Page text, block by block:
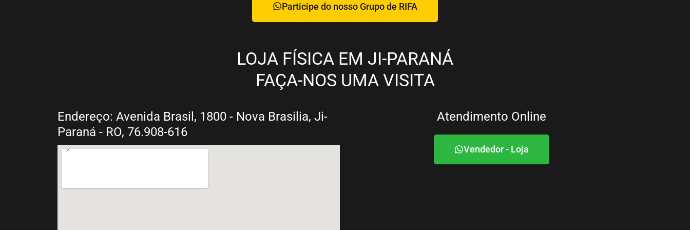
Participe do nosso Grupo de RIFA
LOJA FÍSICA EM JI-PARANÁ
FAÇA-NOS UMA VISITA
Endereço: Avenida Brasil, 1800 - Nova Brasilia, Ji-
Paraná - RO, 76.908-616
Atendimento Online
Vendedor - Loja